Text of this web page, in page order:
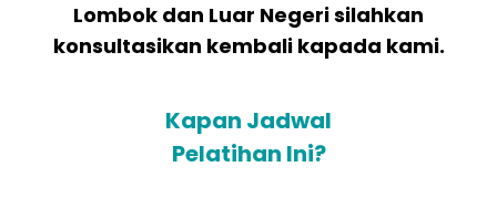
Lombok dan Luar Negeri silahkan
konsultasikan kembali kapada kami.
Kapan Jadwal
Pelatihan Ini?